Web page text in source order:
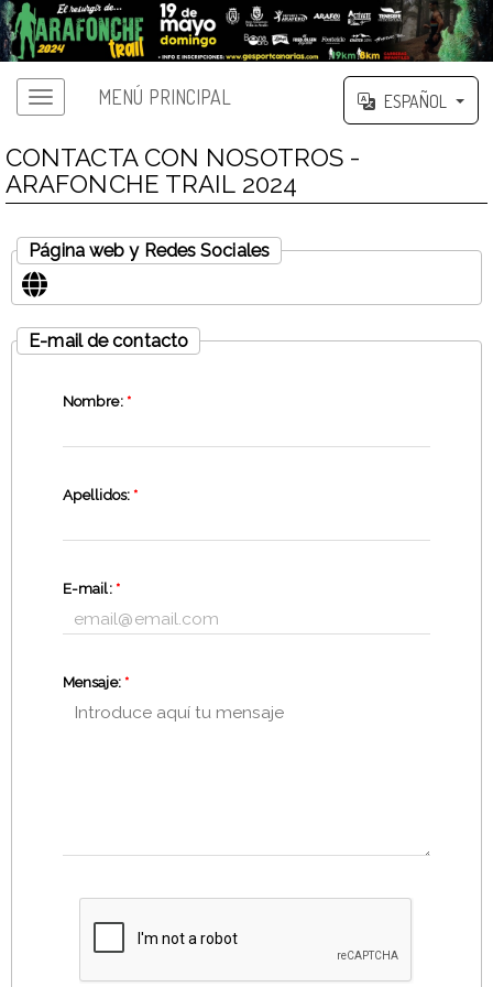
MENÚ PRINCIPAL ESPAÑOL
CONTACTA CON NOSOTROS -
ARAFONCHE TRAIL 2024
Página web y Redes Sociales
E-mail de contacto
Nombre: *
Apellidos: *
E-mail: *
Mensaje: *